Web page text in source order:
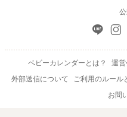
ベビーカレンダーとは？ 運営
外部送信について
ご利用のルール
お問